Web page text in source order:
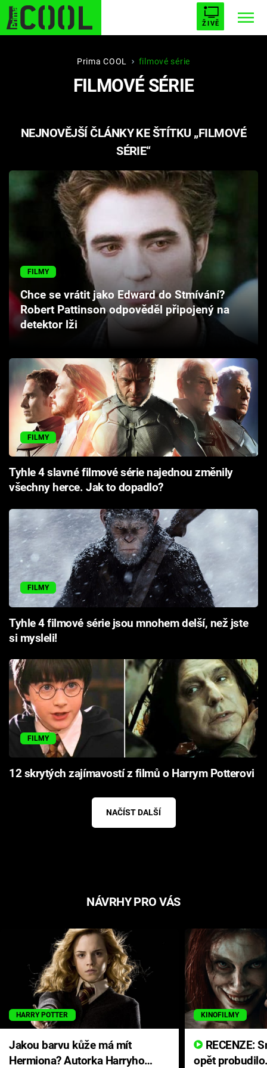
ŽIVĚ
STARHOUSE BUFFY, PŘEMOŽITELKA UPÍRŮ
PLNEJ KOTEL AVENGERS 5
Filmy
Cool Esport
Pořady
Sledujte prima+
Přihlášení
Sledujte nás
Prima COOL filmové série
FILMOVÉ SÉRIE
NEJNOVĚJŠÍ ČLÁNKY KE ŠTÍTKU „FILMOVÉ
SÉRIE“
FILMY
Chce se vrátit jako Edward do Stmívání?
Robert Pattinson odpověděl připojený na
detektor lži
FILMY
Tyhle 4 slavné filmové série najednou změnily
všechny herce. Jak to dopadlo?
FILMY
Tyhle 4 filmové série jsou mnohem delší, než jste
si mysleli!
FILMY
12 skrytých zajímavostí z filmů o Harrym Potterovi
NAČÍST DALŠÍ
NÁVRHY PRO VÁS
HARRY POTTER
Jakou barvu kůže má mít
Hermiona? Autorka Harryho
KINOFILMY
opět